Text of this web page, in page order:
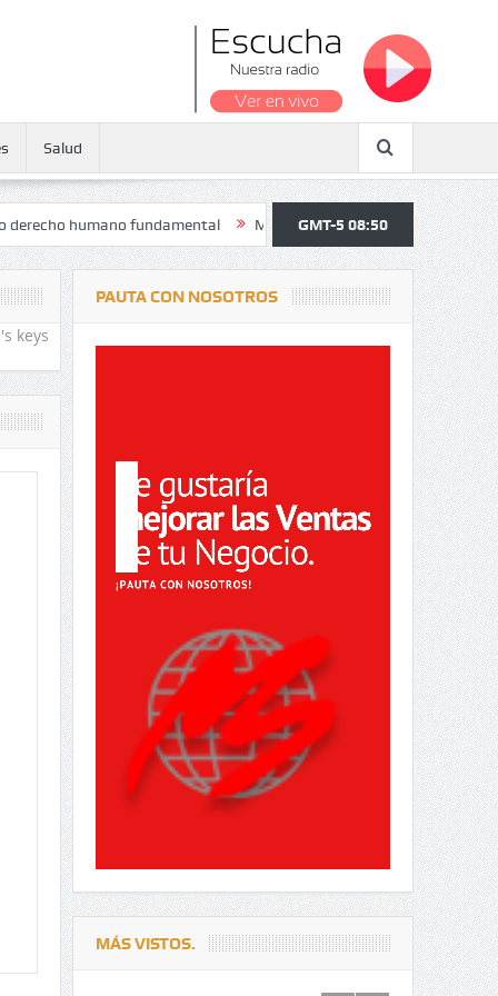
Salud
fundamental Maratón atendió a más de 38.000 jóvenes y
GMT-5 08:50
keys
PAUTA CON NOSOTROS
MÁS VISTOS.